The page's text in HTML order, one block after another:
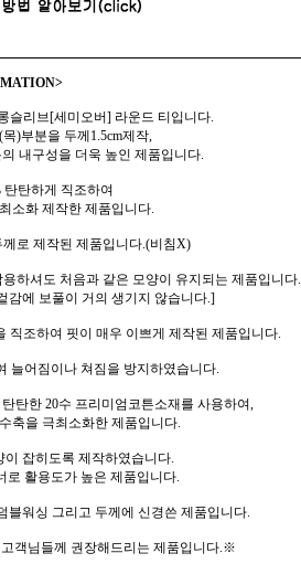
슬리브[세미오버] 라운드 티입니다.
)부분을 두께1.5cm제작,
내구성을 더욱 높인 제품입니다.
탄탄하게 직조하여
소화 제작한 제품입니다.
로 제작된 제품입니다.(비침X)
하셔도 처음과 같은 모양이 유지되는 제품입니다.
감에 보풀이 거의 생기지 않습니다.]
직조하여 핏이 매우 이쁘게 제작된 제품입니다.
늘어짐이나 쳐짐을 방지하였습니다.
탄한 20수 프리미엄코튼소재를 사용하여,
축을 극최소화한 제품입니다.
잡히도록 제작하였습니다.
로 활용도가 높은 제품입니다.
워싱 그리고 두께에 신경쓴 제품입니다.
객님들께 권장해드리는 제품입니다.※